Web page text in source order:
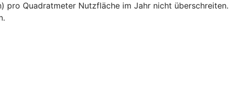
Quadratmeter Nutzfläche im Jahr nicht überschreiten.